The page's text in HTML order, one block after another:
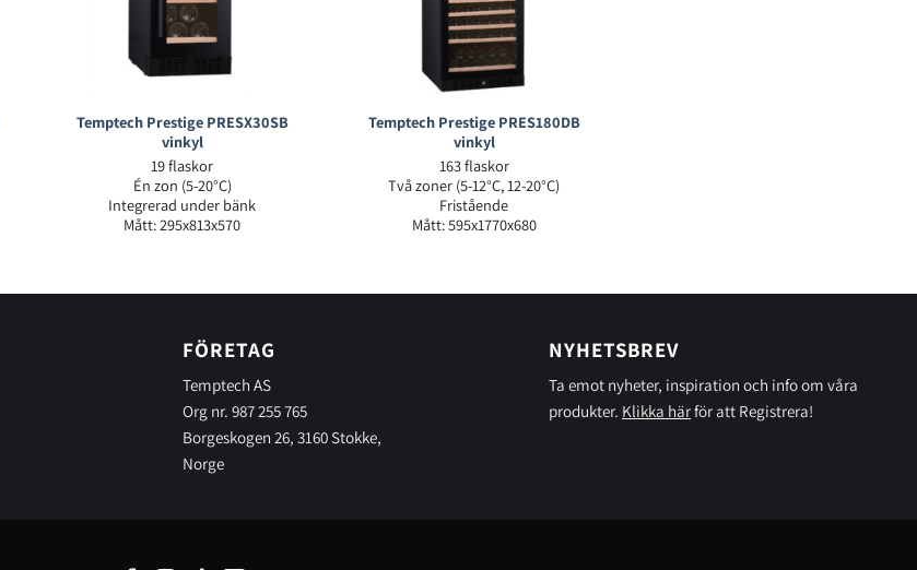
Temptech Prestige PRESX30SB
vinkyl
19 flaskor
Én zon (5-20°C)
Integrerad under bänk
Mått: 295x813x570
Temptech Prestige PRES180DB
vinkyl
163 flaskor
Två zoner (5-12°C, 12-20°C)
Fristående
Mått: 595x1770x680
FÖRETAG
Temptech AS
Org nr. 987 255 765
Borgeskogen 26, 3160 Stokke,
Norge
NYHETSBREV
Ta emot nyheter, inspiration och info om våra
produkter. Klikka härför att Registrera!